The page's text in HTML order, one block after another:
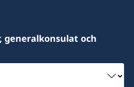
generalkonsulat och